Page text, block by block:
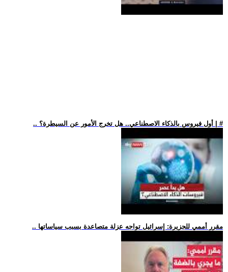
.. أول فيروس بالذكاء الاصطناعي.. هل تخرج الأمور عن السيطرة؟ | #
.. مقرر أممي للجزيرة: إسرائيل تواجه عزلة متصاعدة بسبب سياساتها